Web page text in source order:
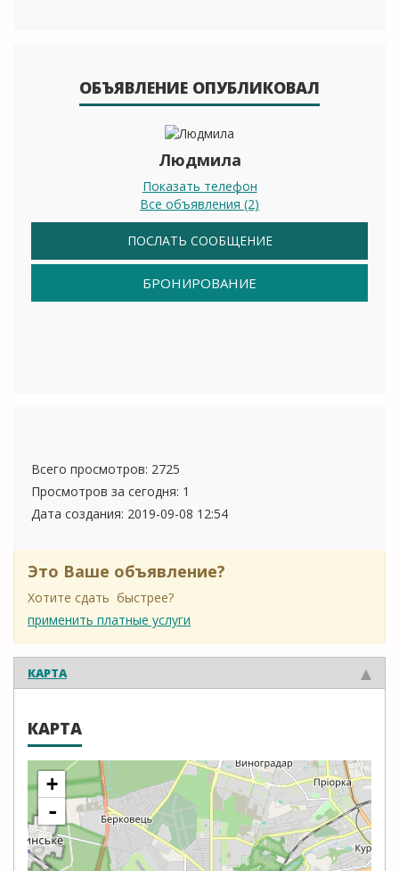
ОБЪЯВЛЕНИЕ ОПУБЛИКОВАЛ
Людмила
Показать телефон
Все объявления (2)
ПОСЛАТЬ СООБЩЕНИЕ
БРОНИРОВАНИЕ
Всего просмотров: 2725
Просмотров за сегодня: 1
Дата создания: 2019-09-08 12:54
Это Ваше объявление?
Хотите сдать быстрее?
применить платные услуги
КАРТА
КАРТА
+
-